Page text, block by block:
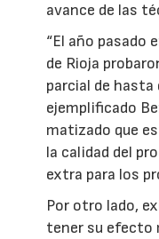
avance de las
“El año pasado
de Rioja
parcial de hasta
ejemplificado
matizado que
la calidad del
extra para los
Por otro lado,
tener su efecto